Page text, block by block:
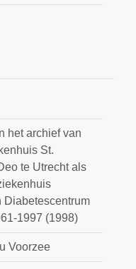
het archief van
St.
te Utrecht als
Diabetescentrum
1997 (1998)
Voorzee